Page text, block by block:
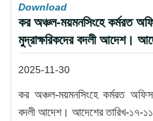
Download
কর অঞ্চল-ময়মনসিংহে কর্মরত
মুদ্রাক্ষরিকদের বদলী আদেশ।
2025-11-30
কর অঞ্চল-ময়মনসিংহে কর্মরত অফিস
বদলী আদেশ। আদেশের তারিখ-১৭-